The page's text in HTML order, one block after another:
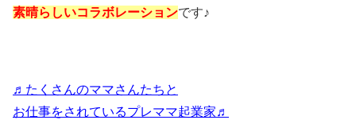
素晴らしいコラボレーションです♪
♬たくさんのママさんたちと
お仕事をされているプレママ起業家♬